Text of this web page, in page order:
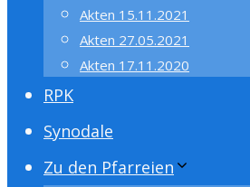
Akten 15.11.2021
Akten 27.05.2021
Akten 17.11.2020
RPK
Synodale
Zu den Pfarreien